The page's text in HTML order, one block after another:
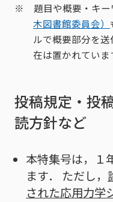
※ 題目や概要・キー
木図書館委員会）
ルで概要部分を
在は置かれていま
投稿規定・投
読方針など
本特集号は，１
ます． ただし，
された応用力学